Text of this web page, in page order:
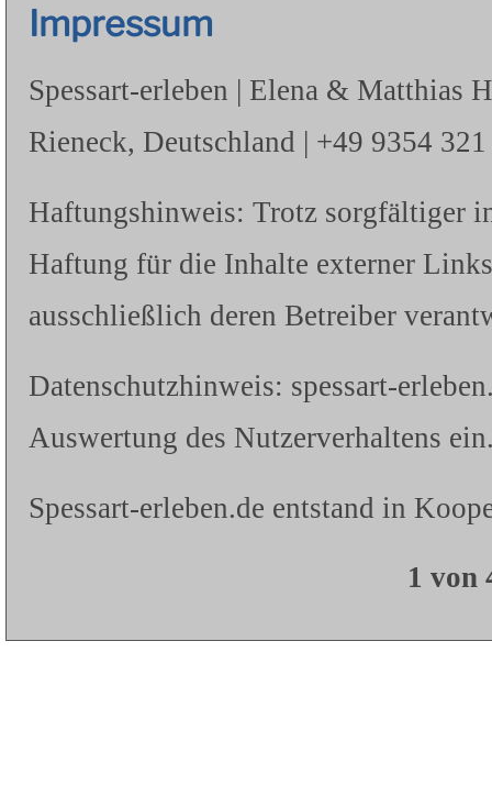
Impressum
Spessart-erleben | Elena & Matthias
Rieneck, Deutschland | +49 9354
Haftungshinweis: Trotz sorgfältiger
Haftung für die Inhalte externer
ausschließlich deren Betreiber
Datenschutzhinweis: spessart-
Auswertung des Nutzerverhaltens
Spessart-erleben.de entstand in
1 von